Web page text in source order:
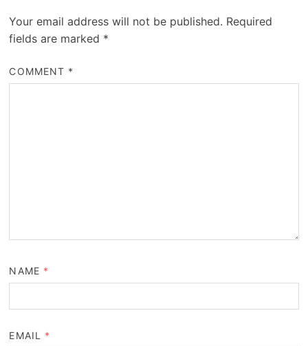
Your email address will not be published. Required
fields are marked *
COMMENT *
NAME *
EMAIL *